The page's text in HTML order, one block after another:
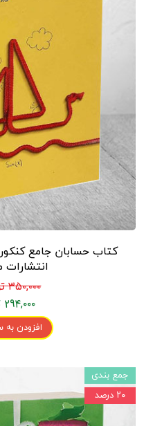
کتاب حسابان جامع
انتشارات
۳۵۰,۰۰۰ تومان
۲۹۴,۰۰۰ تومان
افزودن به
جمع بندی
۲۰ درصد